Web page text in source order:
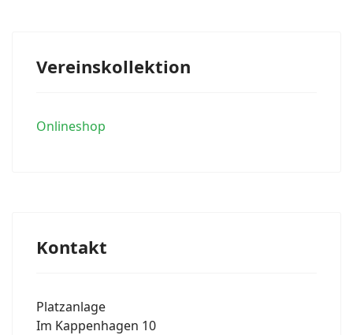
Vereinskollektion
Onlineshop
Kontakt
Platzanlage
Im Kappenhagen 10